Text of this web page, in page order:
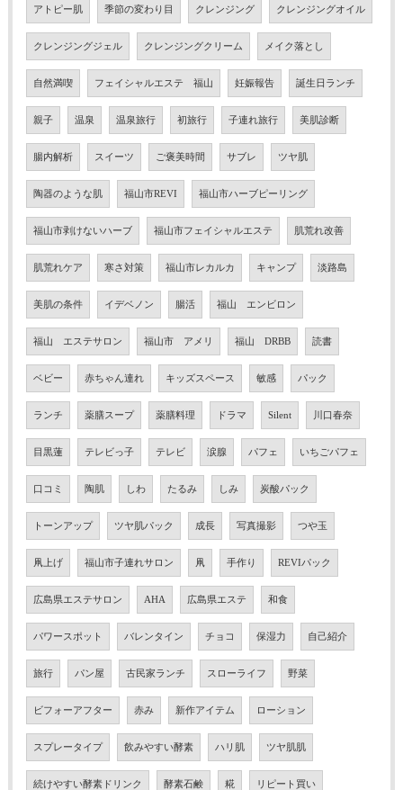
アトピー肌 季節の変わり目 クレンジング クレンジングオイル
クレンジングジェル クレンジングクリーム メイク落とし
自然満喫 フェイシャルエステ 福山 妊娠報告 誕生日ランチ
親子 温泉 温泉旅行 初旅行 子連れ旅行 美肌診断
腸内解析 スイーツ ご褒美時間 サブレ ツヤ肌
陶器のような肌 福山市REVI 福山市ハーブピーリング
福山市剥けないハーブ 福山市フェイシャルエステ 肌荒れ改善
肌荒れケア 寒さ対策 福山市レカルカ キャンプ 淡路島
美肌の条件 イデベノン 腸活 福山 エンビロン
福山 エステサロン 福山市 アメリ 福山 DRBB 読書
ベビー 赤ちゃん連れ キッズスペース 敏感 パック
ランチ 薬膳スープ 薬膳料理 ドラマ Silent 川口春奈
目黒蓮 テレビっ子 テレビ 涙腺 パフェ いちごパフェ
口コミ 陶肌 しわ たるみ しみ 炭酸パック
トーンアップ ツヤ肌パック 成長 写真撮影 つや玉
凧上げ 福山市子連れサロン 凧 手作り REVIパック
広島県エステサロン AHA 広島県エステ 和食
パワースポット バレンタイン チョコ 保湿力 自己紹介
旅行 パン屋 古民家ランチ スローライフ 野菜
ビフォーアフター 赤み 新作アイテム ローション
スプレータイプ 飲みやすい酵素 ハリ肌 ツヤ肌肌
続けやすい酵素ドリンク 酵素石鹸 糀 リピート買い